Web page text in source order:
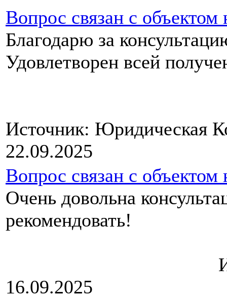
Вопрос связан с
Благодарю за
Удовлетворен всей
Источник: Юридическая
22.09.2025
Вопрос связан с
Очень довольна
Источник:
16.09.2025